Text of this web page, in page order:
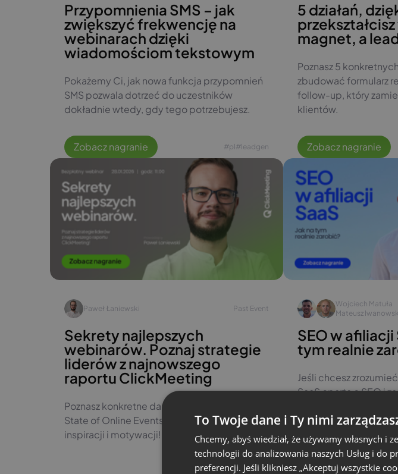
Przypomnienia SMS – jak
zwiększyć frekwencję na
webinarach dzięki
wiadomościom tekstowym
Pokażemy Ci, jak nowa funkcja przypomnień
SMS pozwala dotrzeć do uczestników
dokładnie wtedy, gdy tego potrzebujesz.
Zobacz nagranie #pl#leadgen
5 działań,
magnet, a
Poznasz 5
zbudować formularz
follow-up, który
klientów.
Zobacz nagranie
Paweł Łaniewski Past Event
Sekrety najlepszych
webinarów. Poznaj strategie
liderów z najnowszego
raportu ClickMeeting
Poznasz konkretne dane z naszego raportu
State of Online Events 2025. Mocarna dawka
inspiracji i motywacji!
Wojciech Matuła
Mateusz
SEO w afiliacji
tym realnie
Jeśli chcesz
SaaS oparta o SEO i
dla Ciebie.
To Twoje dane i Ty nimi
Chcemy, abyś wiedział, że używamy własnych
technologii do analizowania naszych Usług i do
preferencji. Jeśli klikniesz „Akceptuj wszystkie